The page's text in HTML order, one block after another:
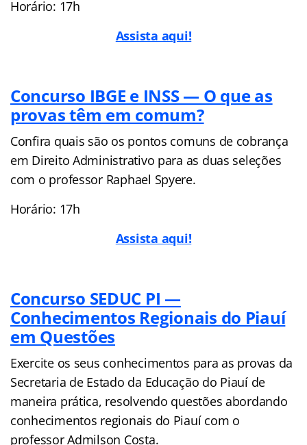
Horário: 17h
Assista aqui!
Concurso IBGE e INSS — O que as
provas têm em comum?
Confira quais são os pontos comuns de cobrança
em Direito Administrativo para as duas seleções
com o professor Raphael Spyere.
Horário: 17h
Assista aqui!
Concurso SEDUC PI —
Conhecimentos Regionais do Piauí
em Questões
Exercite os seus conhecimentos para as provas da
Secretaria de Estado da Educação do Piauí de
maneira prática, resolvendo questões abordando
conhecimentos regionais do Piauí com o
professor Admilson Costa.